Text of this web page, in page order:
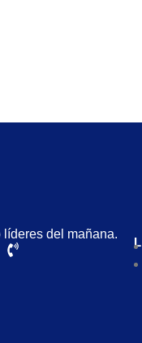
líderes del mañana.